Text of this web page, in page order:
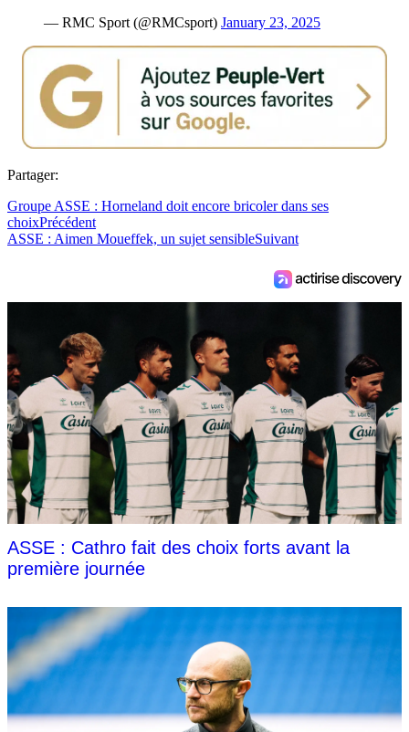
— RMC Sport (@RMCsport) January 23, 2025
Partager:
Groupe ASSE : Horneland doit encore bricoler dans ses
choixPrécédent
ASSE : Aimen Moueffek, un sujet sensibleSuivant
ASSE : Cathro fait des choix forts avant la
première journée